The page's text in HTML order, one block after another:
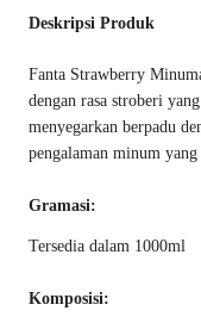
Deskripsi Produk
Fanta Strawberry
dengan rasa stroberi
menyegarkan berpadu
pengalaman minum
Gramasi:
Tersedia dalam 1000ml
Komposisi: